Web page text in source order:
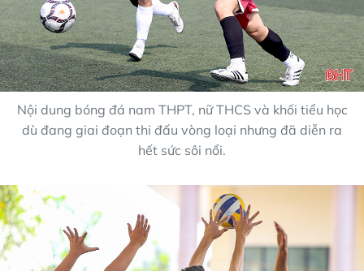
Nội dung bóng đá nam THPT, nữ THCS và khối tiểu học
dù đang giai đoạn thi đấu vòng loại nhưng đã diễn ra
hết sức sôi nổi.